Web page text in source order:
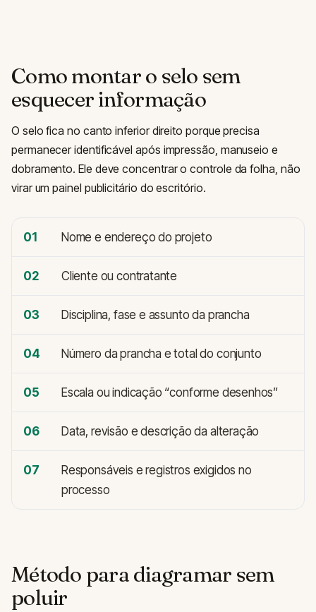
Como montar o selo sem
esquecer informação
O selo fica no canto inferior direito porque precisa
permanecer identificável após impressão, manuseio e
dobramento. Ele deve concentrar o controle da folha, não
virar um painel publicitário do escritório.
01 Nome e endereço do projeto
02 Cliente ou contratante
03 Disciplina, fase e assunto da prancha
04 Número da prancha e total do conjunto
05 Escala ou indicação “conforme desenhos”
06 Data, revisão e descrição da alteração
07
Responsáveis e registros exigidos no
processo
Método para diagramar sem
poluir